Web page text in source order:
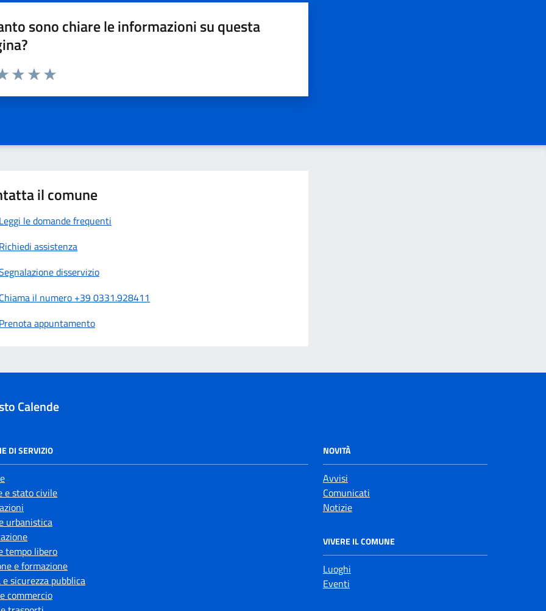
sono chiare le informazioni su questa
1 a 5 stelle la pagina
il comune
le domande frequenti
assistenza
disservizio
il numero +39 0331.928411
appuntamento
Calende
DI SERVIZIO
e stato civile
urbanistica
tempo libero
e formazione
sicurezza pubblica
commercio
NOVITÀ
Avvisi
Comunicati
Notizie
VIVERE IL COMUNE
Luoghi
Eventi